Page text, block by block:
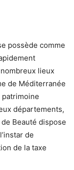
possède comme
lieux
de Méditerranée
départements,
Beauté dispose
de
de la taxe